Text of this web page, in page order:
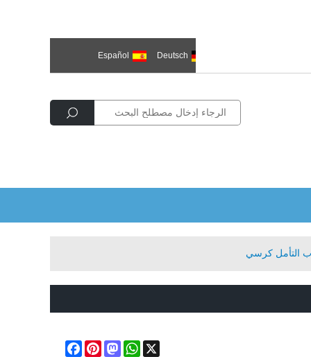
Deutsch
Español
FacebookPinterest
Mastodon
WhatsApp
X